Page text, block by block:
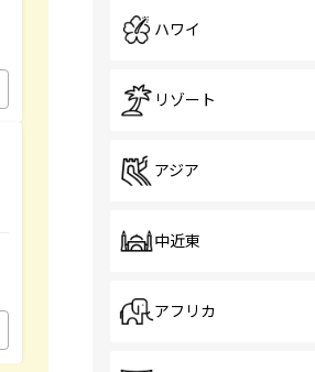
ハワイ
リゾート
アジア
中近東
アフリカ